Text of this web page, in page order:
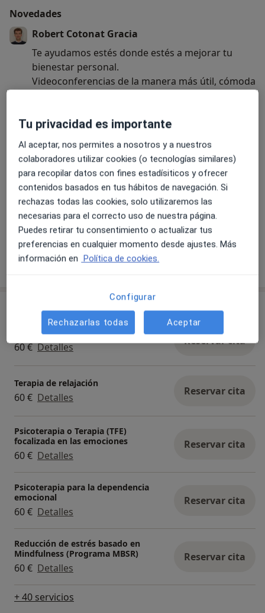
Novedades
Robert Cotonat Gracia
Te ayudamos estés donde estés a mejorar tu
bienestar personal.
Videoconferencias de la manera más útil, cómoda
responder tus dudas.
Leer más
24/01/2025
Servicios y precios
Consulta online
60 € Detalles Reservar cita
Terapia de relajación
60 € Detalles Reservar cita
Psicoterapia o Terapia (TFE)
focalizada en las emociones
60 € Detalles
Reservar cita
Psicoterapia para la dependencia
emocional
60 € Detalles
Reservar cita
Reducción de estrés basado en
Mindfulness (Programa MBSR)
60 € Detalles
Reservar cita
+ 40 servicios
Tu privacidad es importante
Al aceptar, nos permites a nosotros y a nuestros
colaboradores utilizar cookies (o tecnologías similares)
para recopilar datos con fines estadísiticos y ofrecer
contenidos basados en tus hábitos de navegación. Si
rechazas todas las cookies, solo utilizaremos las
necesarias para el correcto uso de nuestra página.
Puedes retirar tu consentimiento o actualizar tus
preferencias en cualquier momento desde ajustes. Más
información en Política de cookies.
Configurar
Rechazarlas todas Aceptar